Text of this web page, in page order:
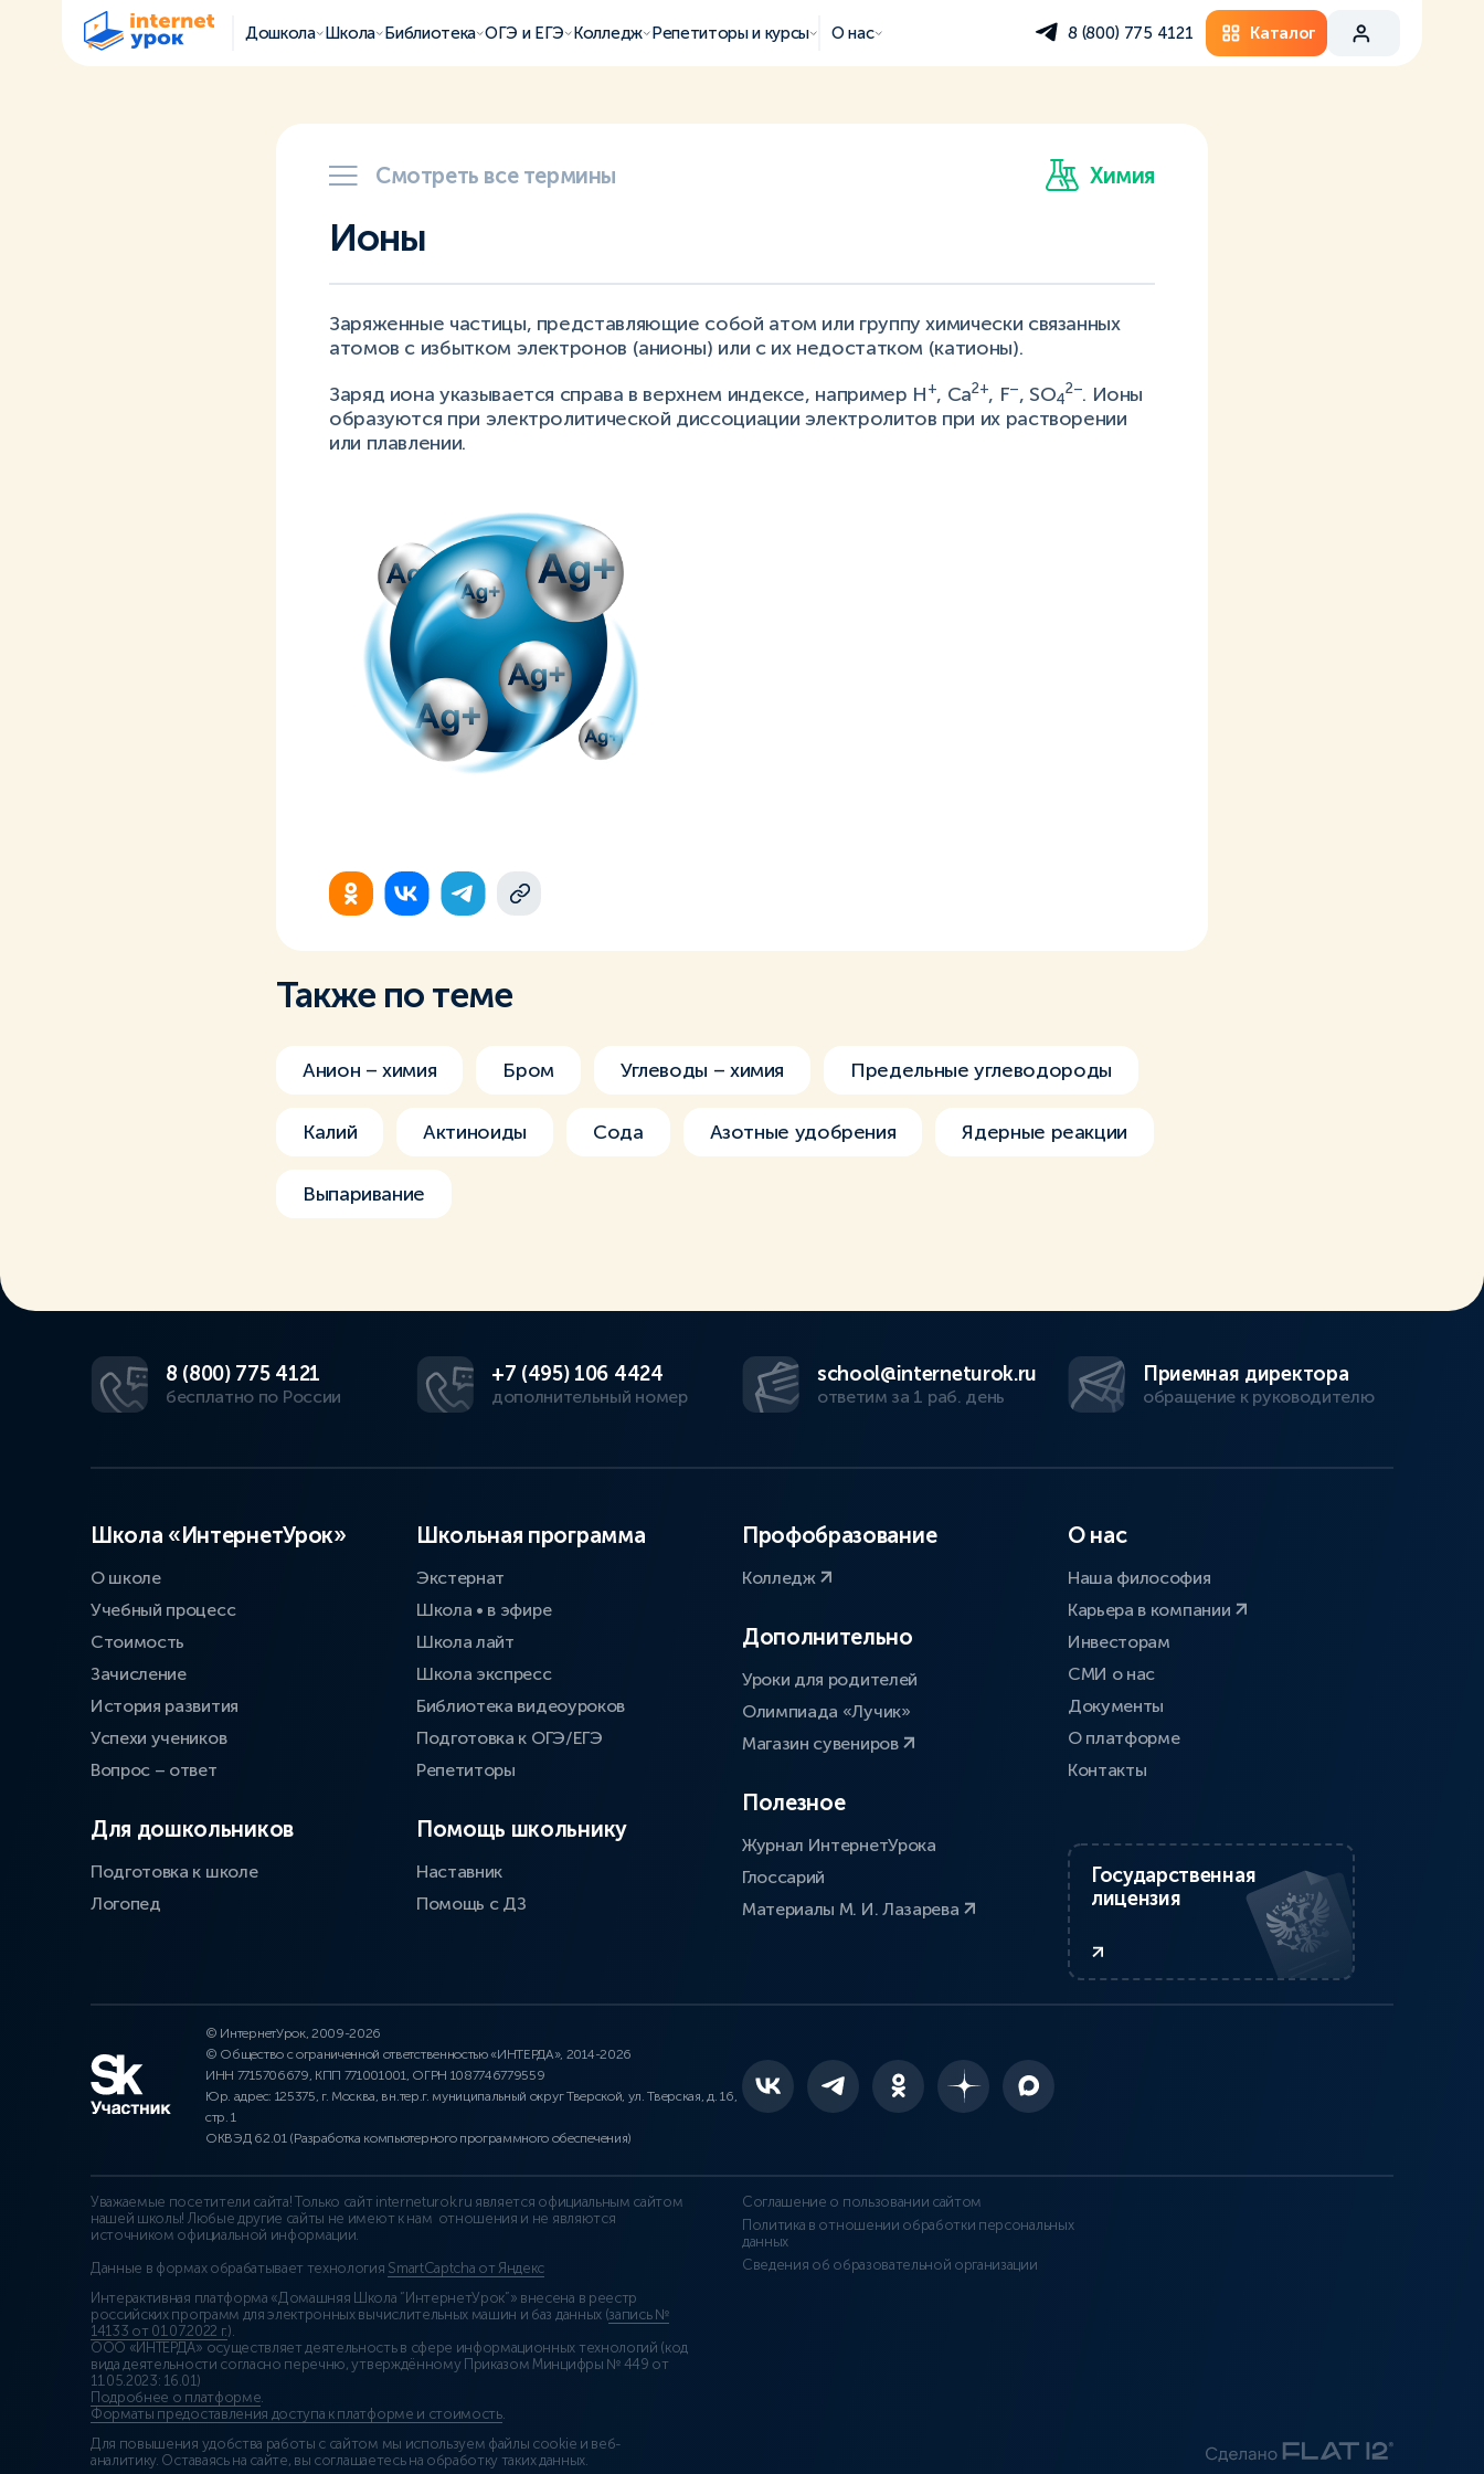
Дошкола Школа Библиотека ОГЭ и ЕГЭ Колледж Репетиторы и курсы О нас 8 (800) 775 4121 Каталог
Смотреть все термины Химия
Ионы
Заряженные частицы, представляющие собой атом или группу химически связанных
атомов с избытком электронов (анионы) или с их недостатком (катионы).
Заряд иона указывается справа в верхнем индексе, например Н +, Са2+, F–, SO4
2–. Ионы
образуются при электролитической диссоциации электролитов при их растворении
или плавлении.
Также по теме
Анион – химия Бром Углеводы – химия Предельные углеводороды
Калий Актиноиды Сода Азотные удобрения Ядерные реакции
Выпаривание
8 (800) 775 4121
бесплатно по России
+7 (495) 106 4424
дополнительный номер
school@interneturok.ru
ответим за 1 раб. день
Приемная директора
обращение к руководителю
Школа «ИнтернетУрок»
О школе
Учебный процесс
Стоимость
Зачисление
История развития
Успехи учеников
Вопрос – ответ
Для дошкольников
Подготовка к школе
Логопед
Школьная программа
Экстернат
Школа • в эфире
Школа лайт
Школа экспресс
Библиотека видеоуроков
Подготовка к ОГЭ/ЕГЭ
Репетиторы
Помощь школьнику
Наставник
Помощь с ДЗ
Профобразование
Колледж
Дополнительно
Уроки для родителей
Олимпиада «Лучик»
Магазин сувениров
Полезное
Журнал ИнтернетУрока
Глоссарий
Материалы М. И. Лазарева
О нас
Наша философия
Карьера в компании
Инвесторам
СМИ о нас
Документы
О платформе
Контакты
Государственная
лицензия
© ИнтернетУрок, 2009-2026
© Общество с ограниченной ответственностью «ИНТЕРДА», 2014-2026
ИНН 7715706679, КПП 771001001, ОГРН 1087746779559
Юр. адрес: 125375, г. Москва, вн.тер.г. муниципальный округ Тверской, ул. Тверская, д. 16,
стр. 1
ОКВЭД 62.01 (Разработка компьютерного программного обеспечения)
Уважаемые посетители сайта! Только сайт interneturok.ru является официальным сайтом
нашей школы! Любые другие сайты не имеют к нам отношения и не являются
источником официальной информации.
Данные в формах обрабатывает технология SmartCaptcha от Яндекс
Интерактивная платформа «Домашняя Школа “ИнтернетУрок”» внесена в реестр
российских программ для электронных вычислительных машин и баз данных (запись №
14133 от 01.07.2022 г.).
ООО «ИНТЕРДА» осуществляет деятельность в сфере информационных технологий (код
вида деятельности согласно перечню, утверждённому Приказом Минцифры № 449 от
11.05.2023: 16.01)
Подробнее о платформе.
Форматы предоставления доступа к платформе и стоимость.
Для повышения удобства работы с сайтом мы используем файлы cookie и веб-
аналитику. Оставаясь на сайте, вы соглашаетесь на обработку таких данных.
Соглашение о пользовании сайтом
Политика в отношении обработки персональных
данных
Сведения об образовательной организации